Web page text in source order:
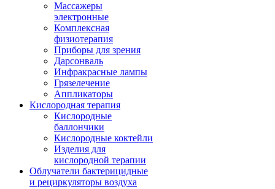
Массажеры
электронные
Комплексная
физиотерапия
Приборы для зрения
Дарсонваль
Инфракрасные лампы
Грязелечение
Аппликаторы
Кислородная терапия
Кислородные
баллончики
Кислородные коктейли
Изделия для
кислородной терапии
Облучатели бактерицидные
и рециркуляторы воздуха